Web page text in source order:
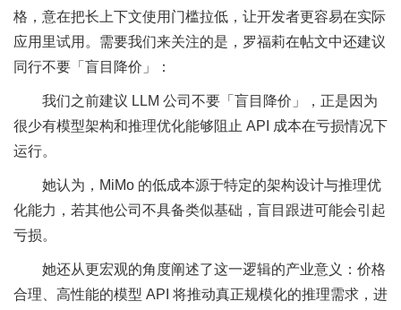
格，意在把长上下文使用门槛拉低，让开发者更容易在实际
应用里试用。需要我们来关注的是，罗福莉在帖文中还建议
同行不要「盲目降价」：
我们之前建议 LLM 公司不要「盲目降价」，正是因为
很少有模型架构和推理优化能够阻止 API 成本在亏损情况下
运行。
她认为，MiMo 的低成本源于特定的架构设计与推理优
化能力，若其他公司不具备类似基础，盲目跟进可能会引起
亏损。
她还从更宏观的角度阐述了这一逻辑的产业意义：价格
合理、高性能的模型 API 将推动真正规模化的推理需求，进